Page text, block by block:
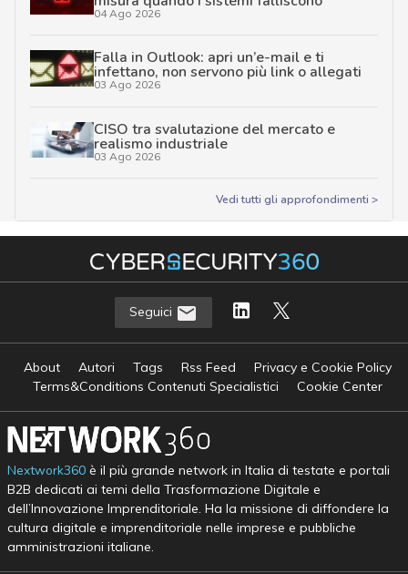
04 Ago 2026
Falla in Outlook: apri un’e-mail e ti
infettano, non servono più link o allegati
03 Ago 2026
CISO tra svalutazione del mercato e
realismo industriale
03 Ago 2026
Vedi tutti gli approfondimenti >
Seguici
About Autori Tags Rss Feed
Privacy e Cookie Policy
Terms&Conditions Contenuti Specialistici
Cookie Center
Nextwork360è il più grande network in Italia di testate e portali
B2B dedicati ai temi della Trasformazione Digitale e
dell’Innovazione Imprenditoriale. Ha la missione di diffondere la
cultura digitale e imprenditoriale nelle imprese e pubbliche
amministrazioni italiane.